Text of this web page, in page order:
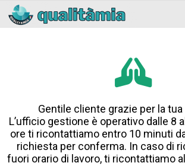
Gentile cliente grazie per la
L’ufficio gestione è operativo dalle 8
ore ti ricontattiamo entro 10 minuti
richiesta per conferma. In caso di
fuori orario di lavoro, ti ricontattiamo